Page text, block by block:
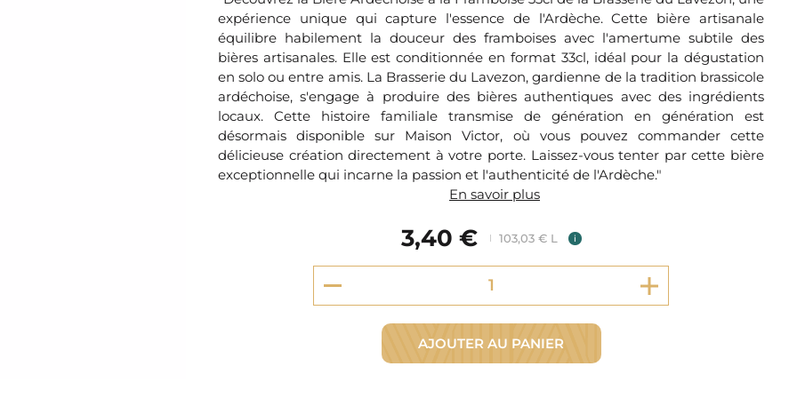
Sélection dans les fermes locales depuis 1976
Découvrir notre savoir-faire de maquignon
Fromager Affineurs depuis plus de 45 ans
Découvrez notre sélection de Fromages livrés en 24h
et préparations pour dessert
chauds
Découvrez + de 3000 références disponibles
Sélection par notre sommelier
Découvrir
expérience unique qui capture l'essence de l'Ardèche. Cette bière artisanale
équilibre habilement la douceur des framboises avec l'amertume subtile des
bières artisanales. Elle est conditionnée en format 33cl, idéal pour la dégustation
en solo ou entre amis. La Brasserie du Lavezon, gardienne de la tradition brassicole
ardéchoise, s'engage à produire des bières authentiques avec des ingrédients
locaux. Cette histoire familiale transmise de génération en génération est
désormais disponible sur Maison Victor, où vous pouvez commander cette
délicieuse création directement à votre porte. Laissez-vous tenter par cette bière
exceptionnelle qui incarne la passion et l'authenticité de l'Ardèche."
En savoir plus
3,40 € 103,03 € L i
AJOUTER AU PANIER